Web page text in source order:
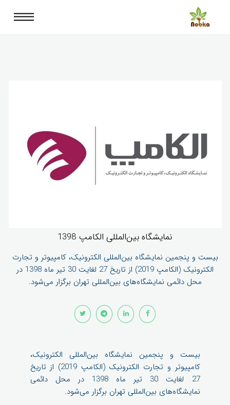
نمایشگاه بین‌المللی الکامپ 1398
بیست و پنجمین نمایشگاه بین‌المللی الکترونیک، کامپیوتر و تجارت
الکترونیک (الکامپ 2019) از تاریخ 27 لغایت 30 تیر ماه 1398 در
محل دائمی نمایشگاه‌های بین‌المللی تهران برگزار می‌شود.
بیست و پنجمین نمایشگاه بین‌المللی الکترونیک،
کامپیوتر و تجارت الکترونیک (الکامپ 2019) از تاریخ
27 لغایت 30 تیر ماه 1398 در محل دائمی
نمایشگاه‌های بین‌المللی تهران برگزار می‌شود.